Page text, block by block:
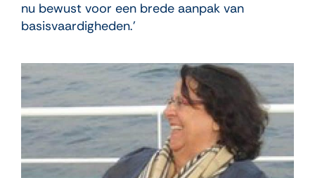
nu bewust voor een brede aanpak van
basisvaardigheden.’